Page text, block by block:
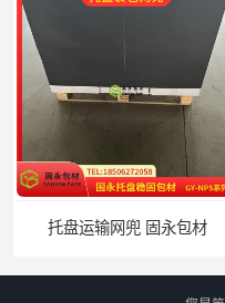
托盘打包绑带 固永包材